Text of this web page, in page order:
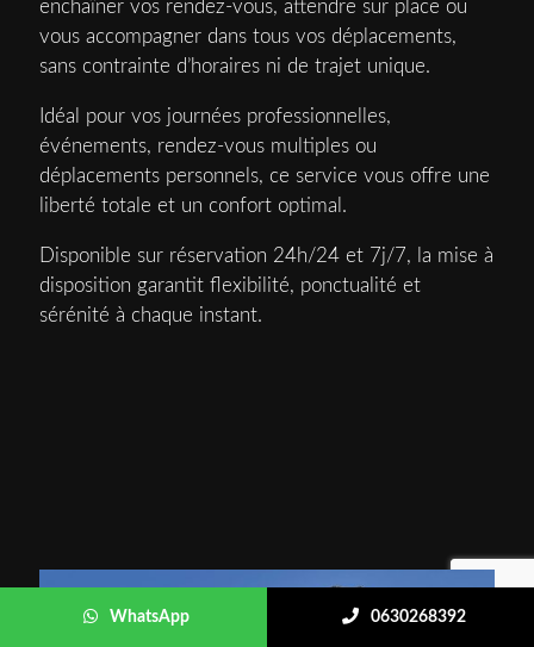
enchaîner vos rendez-vous, attendre sur place ou
vous accompagner dans tous vos déplacements,
sans contrainte d’horaires ni de trajet unique.
Idéal pour vos journées professionnelles,
événements, rendez-vous multiples ou
déplacements personnels, ce service vous offre une
liberté totale et un confort optimal.
Disponible sur réservation 24h/24 et 7j/7, la mise à
disposition garantit flexibilité, ponctualité et
sérénité à chaque instant.
WhatsApp 0630268392